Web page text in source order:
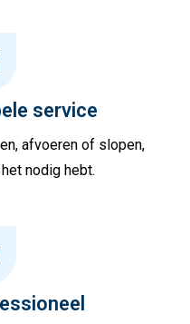
service
afvoeren of slopen,
nodig hebt.